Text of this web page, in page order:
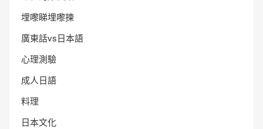
埋嚟睇埋嚟揀
廣東話vs日本語
心理測驗
成人日語
料理
日本文化